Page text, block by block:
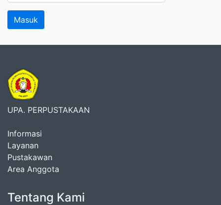
UPA. PERPUSTAKAAN
Informasi
Layanan
Pustakawan
Area Anggota
Tentang Kami